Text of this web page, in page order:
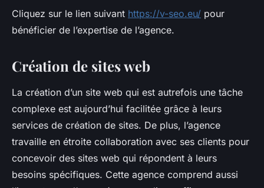
Cliquez sur le lien suivant https://v-seo.eu/ pour
bénéficier de l’expertise de l’agence.
Création de sites web
La création d’un site web qui est autrefois une tâche
complexe est aujourd’hui facilitée grâce à leurs
services de création de sites. De plus, l’agence
travaille en étroite collaboration avec ses clients pour
concevoir des sites web qui répondent à leurs
besoins spécifiques. Cette agence comprend aussi